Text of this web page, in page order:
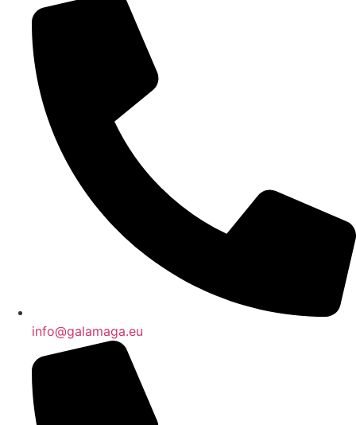
info@galamaga.eu